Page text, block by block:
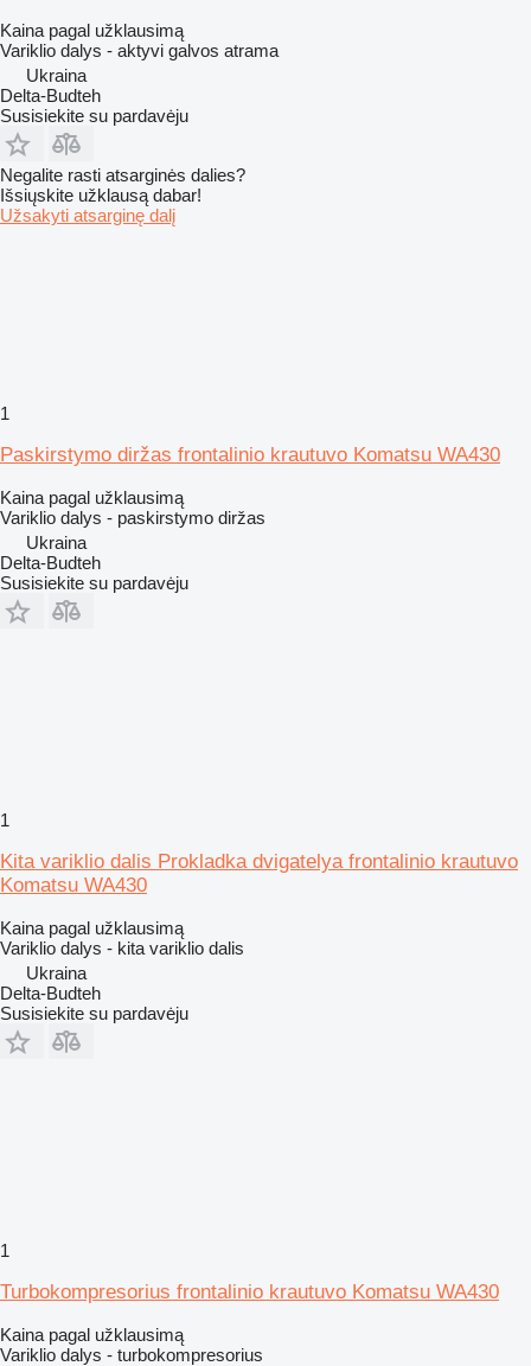
Kaina pagal užklausimą
Variklio dalys - aktyvi galvos atrama
Ukraina
Delta-Budteh
Susisiekite su pardavėju
Negalite rasti atsarginės dalies?
Išsiųskite užklausą dabar!
Užsakyti atsarginę dalį
1
Paskirstymo diržas frontalinio krautuvo Komatsu WA430
Kaina pagal užklausimą
Variklio dalys - paskirstymo diržas
Ukraina
Delta-Budteh
Susisiekite su pardavėju
1
Kita variklio dalis Prokladka dvigatelya frontalinio krautuvo
Komatsu WA430
Kaina pagal užklausimą
Variklio dalys - kita variklio dalis
Ukraina
Delta-Budteh
Susisiekite su pardavėju
1
Turbokompresorius frontalinio krautuvo Komatsu WA430
Kaina pagal užklausimą
Variklio dalys - turbokompresorius